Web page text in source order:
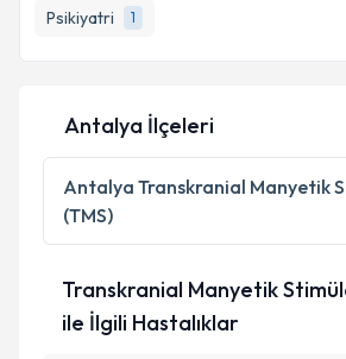
Psikiyatri
1
E-posta Adresiniz
Kişisel verilerimin işlenmesine
Metni'ni okudum ve kişisel
kapsamda işlenmesini kabul
Antalya İlçeleri
Antalya Transkranial Manyetik
(TMS)
Transkranial Manyetik
ile İlgili Hastalıklar